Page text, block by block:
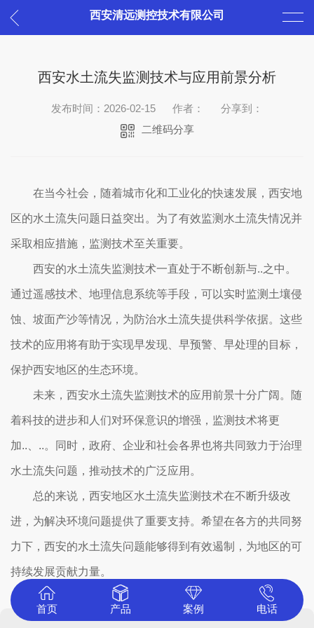
西安清远测控技术有限公司
西安水土流失监测技术与应用前景分析
发布时间：2026-02-15 作者：
分享到：
二维码分享
在当今社会，随着城市化和工业化的快速发展，西安地
区的水土流失问题日益突出。为了有效监测水土流失情况并
采取相应措施，监测技术至关重要。
西安的水土流失监测技术一直处于不断创新与..之中。
通过遥感技术、地理信息系统等手段，可以实时监测土壤侵
蚀、坡面产沙等情况，为防治水土流失提供科学依据。这些
技术的应用将有助于实现早发现、早预警、早处理的目标，
保护西安地区的生态环境。
未来，西安水土流失监测技术的应用前景十分广阔。随
着科技的进步和人们对环保意识的增强，监测技术将更
加..、..。同时，政府、企业和社会各界也将共同致力于治理
水土流失问题，推动技术的广泛应用。
总的来说，西安地区水土流失监测技术在不断升级改
进，为解决环境问题提供了重要支持。希望在各方的共同努
力下，西安的水土流失问题能够得到有效遏制，为地区的可
持续发展贡献力量。
首页
产品
中心
案例
展示
电话